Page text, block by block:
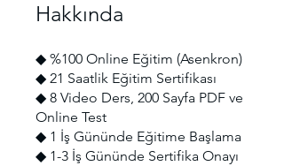
Hakkında
◆ %100 Online Eğitim (Asenkron)
◆ 21 Saatlik Eğitim Sertifikası
◆ 8 Video Ders, 200 Sayfa PDF ve
Online Test
◆ 1 İş Gününde Eğitime Başlama
◆ 1-3 İş Gününde Sertifika Onayı